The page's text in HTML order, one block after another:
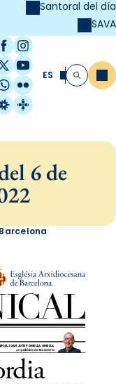
Santoral del día
SAVA
Instagram
/ Twitter
YouTube
Flickr
Estel
Catalunya
ES Buscar
6 de